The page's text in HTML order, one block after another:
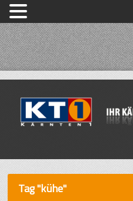
Tag "kühe"